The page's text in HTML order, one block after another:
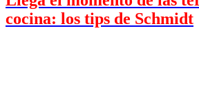
cocina: los tips de Schmidt